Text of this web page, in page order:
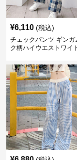
¥6,110 (税込)
チェックパンツ ギンガ
ク柄ハイウエストワイ